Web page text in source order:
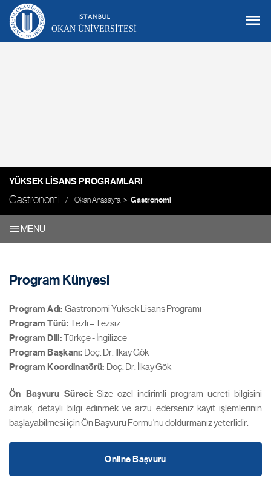
OKAN ÜNIVERSITESI
YÜKSEK LISANS PROGRAMLARI
Gastronomi Okan Anasayfa Gastronomi
MENU
Program Künyesi
Program Adı: Gastronomi Yüksek Lisans Programı
Program Türü:Tezli – Tezsiz
Program Dili:Türkçe - İngilizce
Program Başkanı: Doç. Dr. İlkay Gök
Program Koordinatörü: Doç. Dr. İlkay Gök
Ön Başvuru Süreci: Size özel indirimli program ücreti bilgisini
almak, detaylı bilgi edinmek ve arzu ederseniz kayıt işlemlerinin
başlayabilmesi için Ön Başvuru Formu'nu doldurmanız yeterlidir.
Online Başvuru